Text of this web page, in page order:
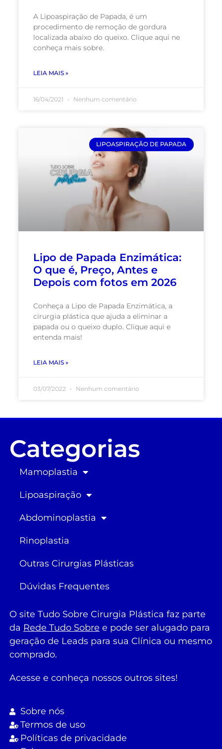
A Lipoaspiração de Papada, é um
procedimento de remoção de gordura
localizada abaixo do queixo. Clique aqui ne
conheça mais sobre.
LEIA MAIS »
16/04/2021 Nenhum comentário
LIPOASPIRAÇÃO DE PAPADA
Lipo de Papada Enzimática:
O que é, Preço, Antes e
Depois com fotos em 2026
Conheça a Lipo de Papada Enzimática, a
cirurgia plástica que ajuda a eliminar a
papada ou o queixo duplo. Clique aqui e
entenda mais!
LEIA MAIS »
03/07/2022 Nenhum comentário
Categorias
Mamoplastia
Lipoaspiração
Abdominoplastia
Rinoplastia
Outras Cirurgias Plásticas
Dúvidas Frequentes
O site Tudo Sobre Cirurgia Plástica faz parte
da Rede Tudo Sobre e pode ser alugado para
geração de Leads para sua Clínica ou mesmo
comprado.
Acesse e conheça nossos outros sites!
Sobre nós
Termos de uso
Políticas de privacidade